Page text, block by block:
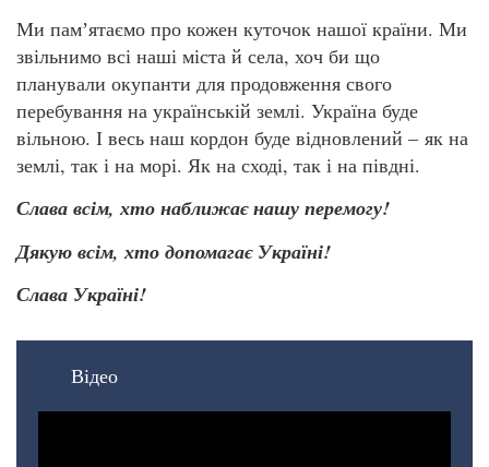
Ми памʼятаємо про кожен куточок нашої країни. Ми
звільнимо всі наші міста й села, хоч би що
планували окупанти для продовження свого
перебування на українській землі. Україна буде
вільною. І весь наш кордон буде відновлений – як на
землі, так і на морі. Як на сході, так і на півдні.
Слава всім, хто наближає нашу перемогу!
Дякую всім, хто допомагає Україні!
Слава Україні!
Відео